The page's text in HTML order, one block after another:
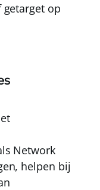
op
Network
, helpen bij